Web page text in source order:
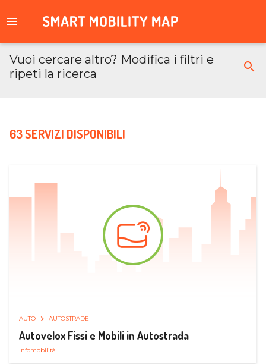
Vuoi cercare altro? Modifica i filtri e
ripeti la ricerca
63 SERVIZI DISPONIBILI
AUTO AUTOSTRADE
Autovelox Fissi e Mobili in Autostrada
Infomobilità